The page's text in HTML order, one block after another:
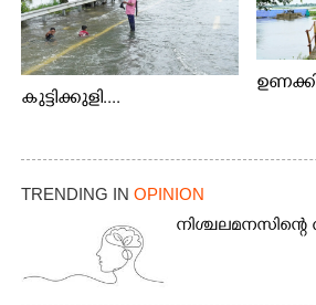
കുട്ടിക്കുളി....
TRENDING IN OPINION